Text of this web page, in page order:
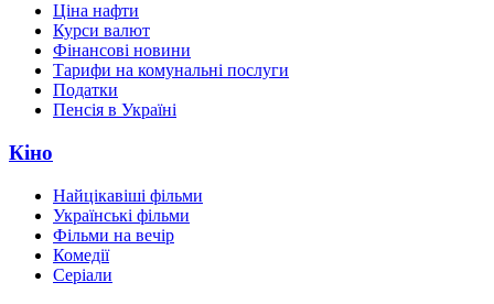
Ціна нафти
Курси валют
Фінансові новини
Тарифи на комунальні послуги
Податки
Пенсія в Україні
Кіно
Найцікавіші фільми
Українські фільми
Фільми на вечір
Комедії
Серіали